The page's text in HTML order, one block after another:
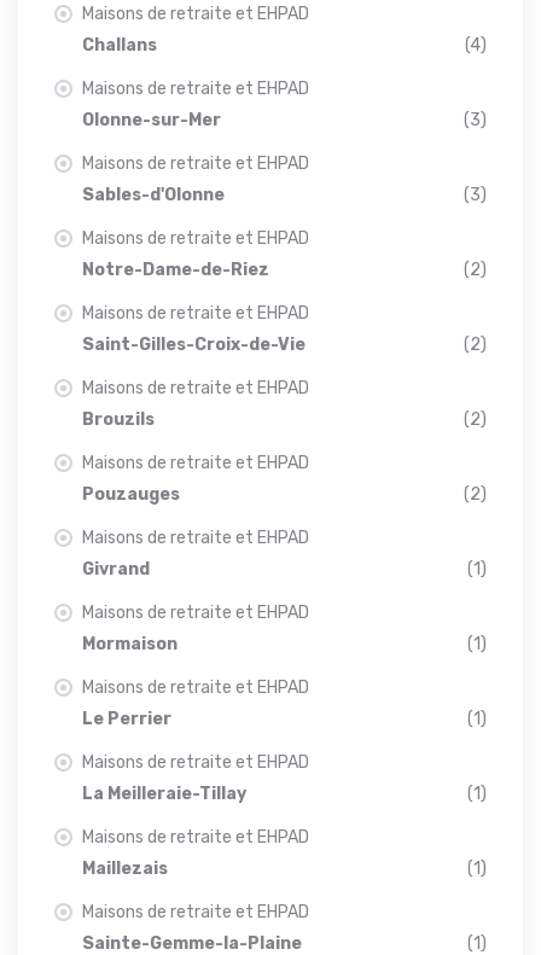
Maisons de retraite et EHPAD
Challans
(4)
Maisons de retraite et EHPAD
Olonne-sur-Mer
(3)
Maisons de retraite et EHPAD
Sables-d'Olonne
(3)
Maisons de retraite et EHPAD
Notre-Dame-de-Riez
(2)
Maisons de retraite et EHPAD
Saint-Gilles-Croix-de-Vie
(2)
Maisons de retraite et EHPAD
Brouzils
(2)
Maisons de retraite et EHPAD
Pouzauges
(2)
Maisons de retraite et EHPAD
Givrand
(1)
Maisons de retraite et EHPAD
Mormaison
(1)
Maisons de retraite et EHPAD
Le Perrier
(1)
Maisons de retraite et EHPAD
La Meilleraie-Tillay
(1)
Maisons de retraite et EHPAD
Maillezais
(1)
Maisons de retraite et EHPAD
Sainte-Gemme-la-Plaine
(1)